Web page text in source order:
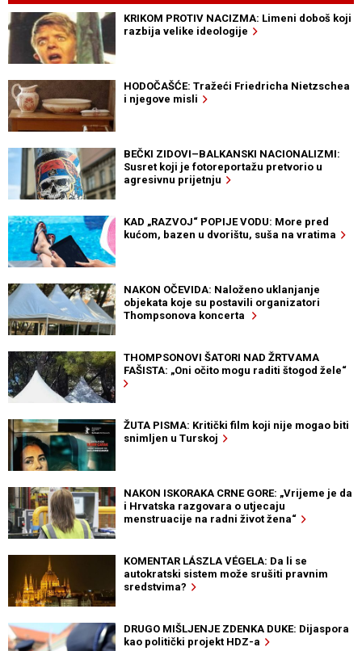
KRIKOM PROTIV NACIZMA: Limeni doboš koji
razbija velike ideologije
HODOČAŠĆE: Tražeći Friedricha Nietzschea
i njegove misli
BEČKI ZIDOVI–BALKANSKI NACIONALIZMI:
Susret koji je fotoreportažu pretvorio u
agresivnu prijetnju
KAD „RAZVOJ“ POPIJE VODU: More pred
kućom, bazen u dvorištu, suša na vratima
NAKON OČEVIDA: Naloženo uklanjanje
objekata koje su postavili organizatori
Thompsonova koncerta
THOMPSONOVI ŠATORI NAD ŽRTVAMA
FAŠISTA: „Oni očito mogu raditi štogod žele“
ŽUTA PISMA: Kritički film koji nije mogao biti
snimljen u Turskoj
NAKON ISKORAKA CRNE GORE: „Vrijeme je da
i Hrvatska razgovara o utjecaju
menstruacije na radni život žena“
KOMENTAR LÁSZLA VÉGELA: Da li se
autokratski sistem može srušiti pravnim
sredstvima?
DRUGO MIŠLJENJE ZDENKA DUKE: Dijaspora
kao politički projekt HDZ-a